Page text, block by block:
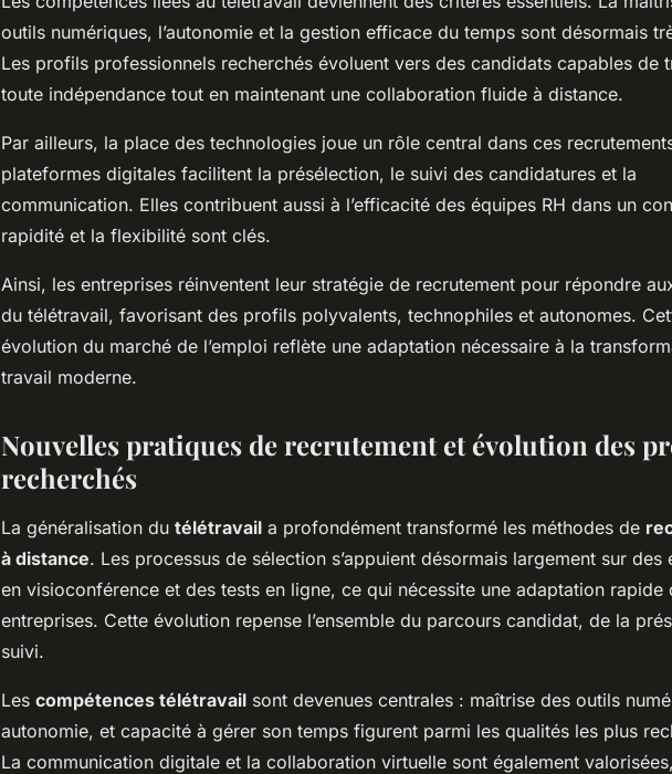
outils numériques, l’autonomie et la gestion efficace du temps sont désormais
Les profils professionnels recherchés évoluent vers des candidats capables de
toute indépendance tout en maintenant une collaboration fluide à distance.
Par ailleurs, la place des technologies joue un rôle central dans ces
plateformes digitales facilitent la présélection, le suivi des candidatures et la
communication. Elles contribuent aussi à l’efficacité des équipes RH dans un
rapidité et la flexibilité sont clés.
Ainsi, les entreprises réinventent leur stratégie de recrutement pour répondre
du télétravail, favorisant des profils polyvalents, technophiles et autonomes.
évolution du marché de l’emploi reflète une adaptation nécessaire à la
travail moderne.
Nouvelles pratiques de recrutement et évolution des
recherchés
La généralisation du télétravail a profondément transformé les méthodes de
à distance. Les processus de sélection s’appuient désormais largement sur des
en visioconférence et des tests en ligne, ce qui nécessite une adaptation rapide
entreprises. Cette évolution repense l’ensemble du parcours candidat, de la
suivi.
Les compétences télétravail sont devenues centrales : maîtrise des outils
autonomie, et capacité à gérer son temps figurent parmi les qualités les plus
La communication digitale et la collaboration virtuelle sont également